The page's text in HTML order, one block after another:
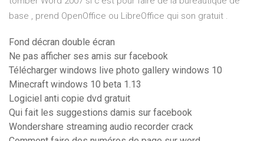
base , prend OpenOffice ou LibreOffice qui son gratuit .
Fond décran double écran
Ne pas afficher ses amis sur facebook
Télécharger windows live photo gallery windows 10
Minecraft windows 10 beta 1.13
Logiciel anti copie dvd gratuit
Qui fait les suggestions damis sur facebook
Wondershare streaming audio recorder crack